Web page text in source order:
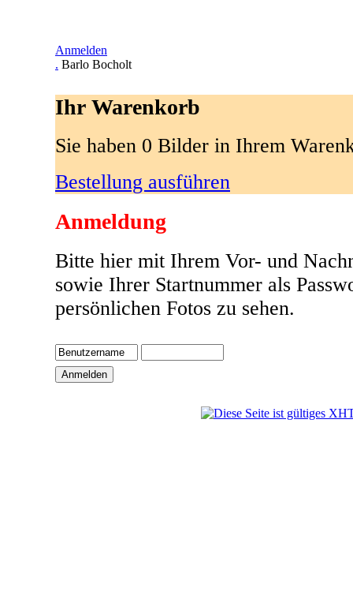
Anmelden
. Barlo Bocholt
Ihr Warenkorb
Sie haben 0 Bilder in Ihrem
Bestellung ausführen
Anmeldung
Bitte hier mit Ihrem Vor- und
sowie Ihrer Startnummer als
persönlichen Fotos zu sehen.